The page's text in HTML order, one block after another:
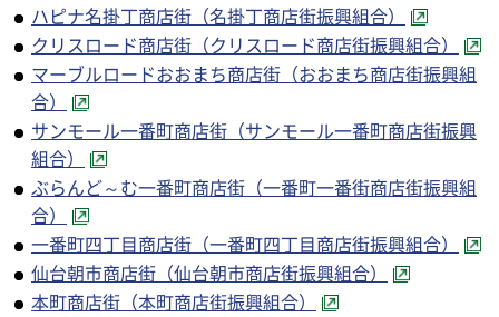
ハピナ名掛丁商店街（名掛丁商店街振興組合）
クリスロード商店街（クリスロード商店街振興組合）
マーブルロードおおまち商店街（おおまち商店街振興組
合）
サンモール一番町商店街（サンモール一番町商店街振興
組合）
ぶらんど～む一番町商店街（一番町一番街商店街振興組
合）
一番町四丁目商店街（一番町四丁目商店街振興組合）
仙台朝市商店街（仙台朝市商店街振興組合）
本町商店街（本町商店街振興組合）